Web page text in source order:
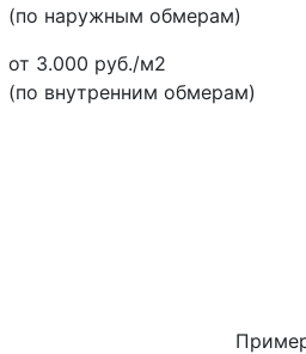
(по наружным обмерам)
от 3.000 руб./м2
(по внутренним обмерам)